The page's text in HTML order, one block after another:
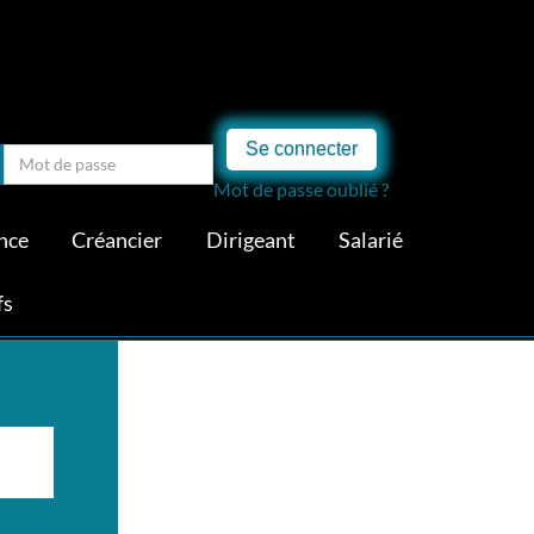
Se connecter
Mot de passe oublié ?
Créancier Dirigeant Salarié